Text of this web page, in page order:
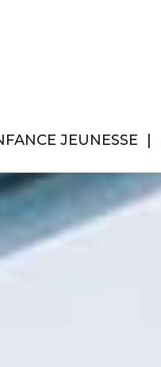
JEUNESSE